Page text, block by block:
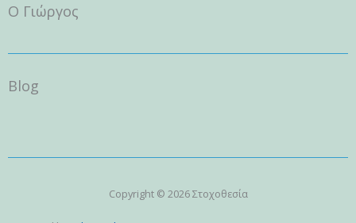
Ο Γιώργος
Blog
Copyright © 2026 Στοχοθεσία